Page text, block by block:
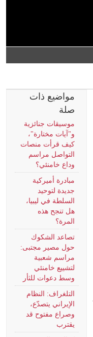
مواضيع ذات
صلة
موسيقات جنائزية
و"آيات مختارة"،
كيف قرأت منصات
التواصل مراسم
وداع خامنئي؟
مبادرة أميركية
جديدة لتوحيد
السلطة في ليبيا،
هل تنجح هذه
المرة؟
تصاعد الشكوك
حول مصير مجتبى:
مراسم شعبية
لتشييع خامنئي
وسط دعوات للثأر
التلغراف: النظام
الإيراني يتصدّع،
وصراع مفتوح قد
يقترب